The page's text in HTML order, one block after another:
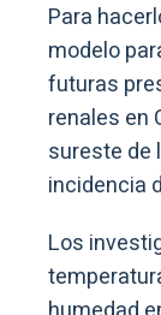
Para
modelo
futuras
renales en
sureste de
incidencia
Los